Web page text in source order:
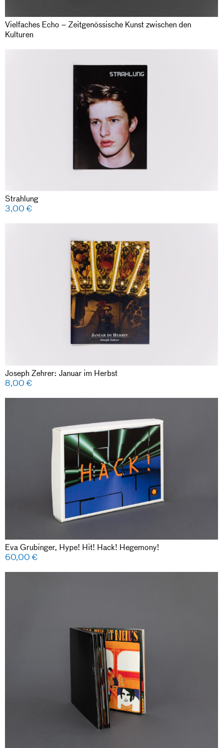
Vielfaches Echo – Zeitgenössische Kunst zwischen den
Kulturen
Strahlung
3,00€
Joseph Zehrer: Januar im Herbst
8,00€
Eva Grubinger, Hype! Hit! Hack! Hegemony!
60,00€